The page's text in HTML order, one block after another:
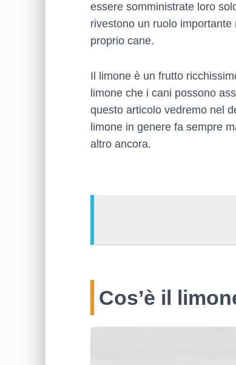
essere somministrate loro
rivestono un ruolo
proprio cane.
Il limone è un frutto
limone che i cani possono
questo articolo vedremo nel
limone in genere fa sempre
altro ancora.
Cos’è il